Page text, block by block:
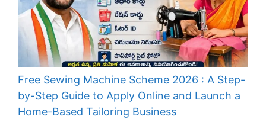
Free Sewing Machine Scheme 2026 : A Step-
by-Step Guide to Apply Online and Launch a
Home-Based Tailoring Business